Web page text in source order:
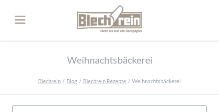
Weihnachtsbäckerei
Blechrein Blog Blechrein Rezepte Weihnachtsbäckerei